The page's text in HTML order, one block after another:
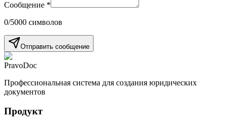
Сообщение *
0/5000 символов
Отправить сообщение
PravoDoc
Профессиональная система для создания юридических
документов
Продукт